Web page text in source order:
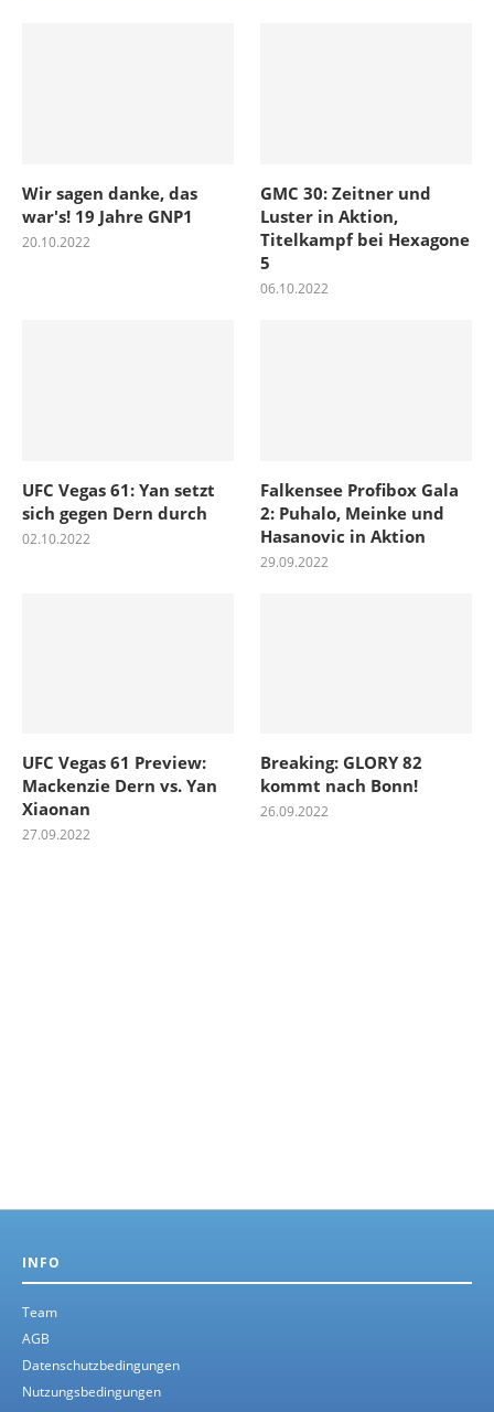
Wir sagen danke, das
war's! 19 Jahre GNP1
20.10.2022
GMC 30: Zeitner und
Luster in Aktion,
Titelkampf bei Hexagone
5
06.10.2022
UFC Vegas 61: Yan setzt
sich gegen Dern durch
02.10.2022
Falkensee Profibox Gala
2: Puhalo, Meinke und
Hasanovic in Aktion
29.09.2022
UFC Vegas 61 Preview:
Mackenzie Dern vs. Yan
Xiaonan
27.09.2022
Breaking: GLORY 82
kommt nach Bonn!
26.09.2022
INFO
Team
AGB
Datenschutzbedingungen
Nutzungsbedingungen